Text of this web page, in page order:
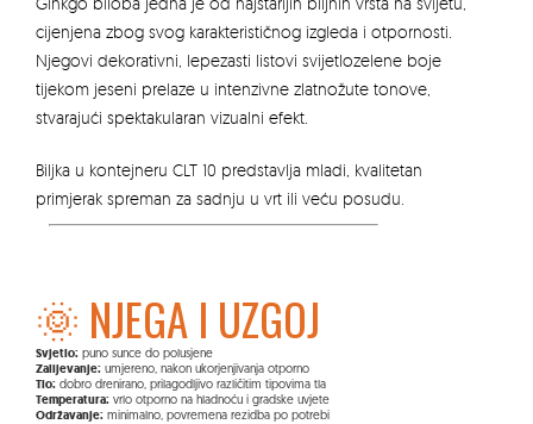
cijenjena zbog svog karakterističnog izgleda i otpornosti.
Njegovi dekorativni, lepezasti listovi svijetlozelene boje
tijekom jeseni prelaze u intenzivne zlatnožute tonove,
stvarajući spektakularan vizualni efekt.
Biljka u kontejneru CLT 10 predstavlja mladi, kvalitetan
primjerak spreman za sadnju u vrt ili veću posudu.
🌞 NJEGA I UZGOJ
Svjetlo: puno sunce do polusjene
Zalijevanje: umjereno, nakon ukorjenjivanja otporno
Tlo: dobro drenirano, prilagodljivo različitim tipovima tla
Temperatura: vrlo otporno na hladnoću i gradske uvjete
Održavanje: minimalno, povremena rezidba po potrebi